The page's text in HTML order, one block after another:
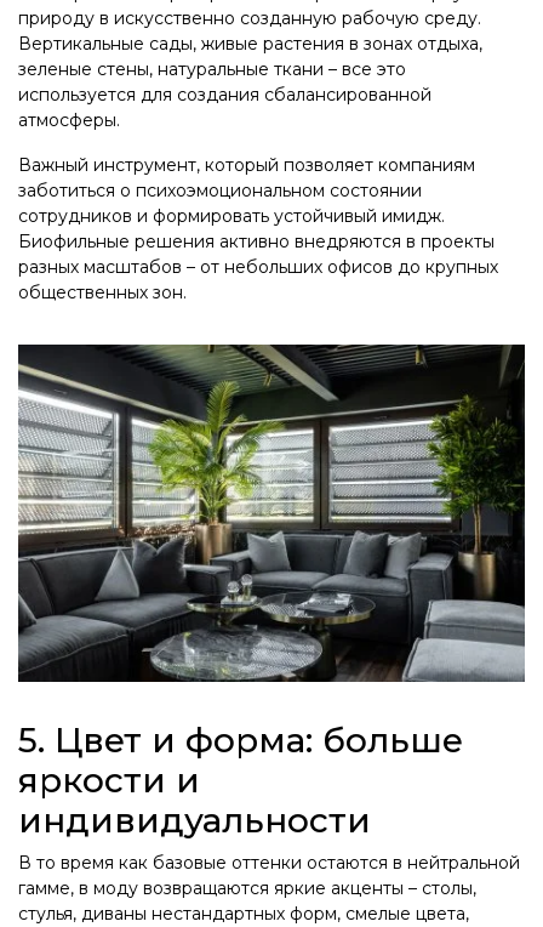
природу в искусственно созданную рабочую среду.
Вертикальные сады, живые растения в зонах отдыха,
зеленые стены, натуральные ткани – все это
используется для создания сбалансированной
атмосферы.
Важный инструмент, который позволяет компаниям
заботиться о психоэмоциональном состоянии
сотрудников и формировать устойчивый имидж.
Биофильные решения активно внедряются в проекты
разных масштабов – от небольших офисов до крупных
общественных зон.
5. Цвет и форма: больше
яркости и
индивидуальности
В то время как базовые оттенки остаются в нейтральной
гамме, в моду возвращаются яркие акценты – столы,
стулья, диваны нестандартных форм, смелые цвета,